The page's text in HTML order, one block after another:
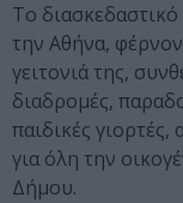
Το διασκεδαστικό
την Αθήνα,
γειτονιά της,
διαδρομές,
παιδικές γιορτές,
για όλη την
Δήμου.